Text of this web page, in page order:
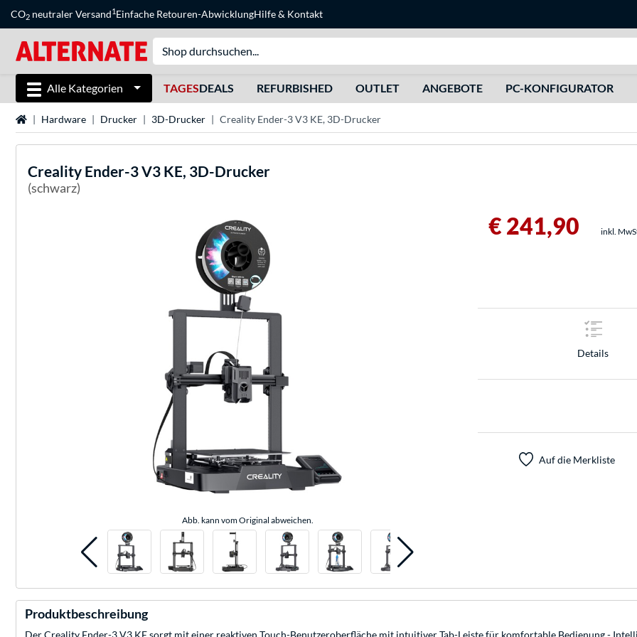
CO2 neutraler Versand1Einfache Retouren-AbwicklungHilfe& Kontakt
Alle Kategorien TAGESDEALS REFURBISHED OUTLET ANGEBOTE PC-KONFIGURATOR
StartseiteHardware Drucker 3D-Drucker Creality Ender-3 V3 KE, 3D-Drucker
Creality Ender-3 V3 KE, 3D-Drucker
(schwarz)
Abb. kann vom Original abweichen.
€ 241,90 inkl.
Details
Auf die Merkliste
Produktbeschreibung